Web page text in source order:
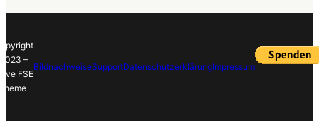
2023 –
FSE
theme
BildnachweiseSupportDatenschutzerklärungImpressum